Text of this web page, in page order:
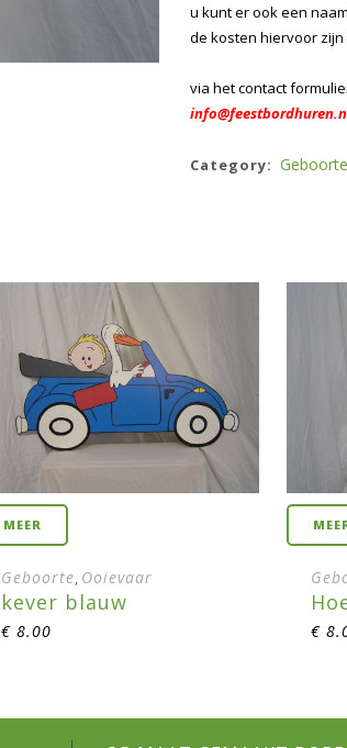
u kunt er ook een
de kosten hiervoor zijn
via het contact
Category: Geboorte
MEER
Geboorte, Ooievaar
kever blauw
€ 8.00 €